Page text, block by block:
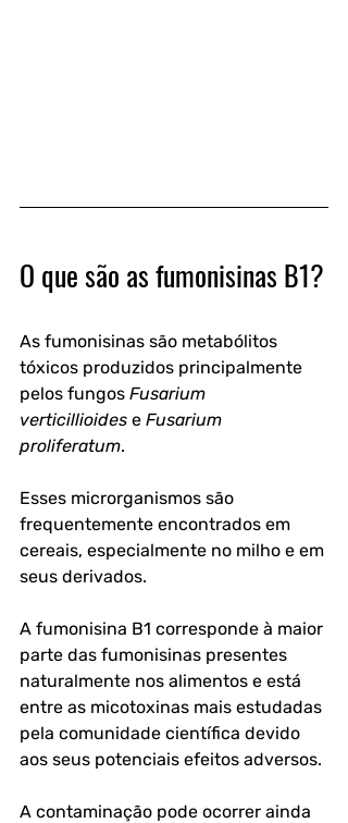
O que são as fumonisinas B1?
As fumonisinas são metabólitos
tóxicos produzidos principalmente
pelos fungos Fusarium
verticillioides e Fusarium
proliferatum.
Esses microrganismos são
frequentemente encontrados em
cereais, especialmente no milho e em
seus derivados.
A fumonisina B1 corresponde à maior
parte das fumonisinas presentes
naturalmente nos alimentos e está
entre as micotoxinas mais estudadas
pela comunidade científica devido
aos seus potenciais efeitos adversos.
A contaminação pode ocorrer ainda